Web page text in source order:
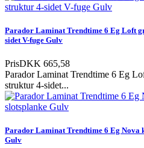
Parador Laminat Trendtime 6 Eg Loft
sidet V-fuge Gulv
PrisDKK 665,58
Parador Laminat Trendtime 6 Eg
struktur 4-sidet...
Parador Laminat Trendtime 6 Eg Nova
Gulv